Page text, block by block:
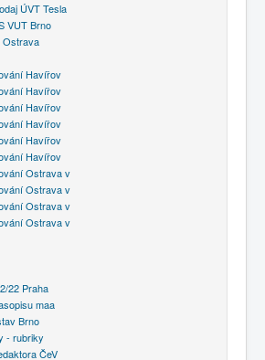
ÚVT Tesla
VUT Brno
Ostrava
Havířov
Havířov
Havířov
Havířov
Havířov
Havířov
Ostrava v
Ostrava v
Ostrava v
Ostrava v
22 Praha
maa
Brno
- rubriky
ČeV